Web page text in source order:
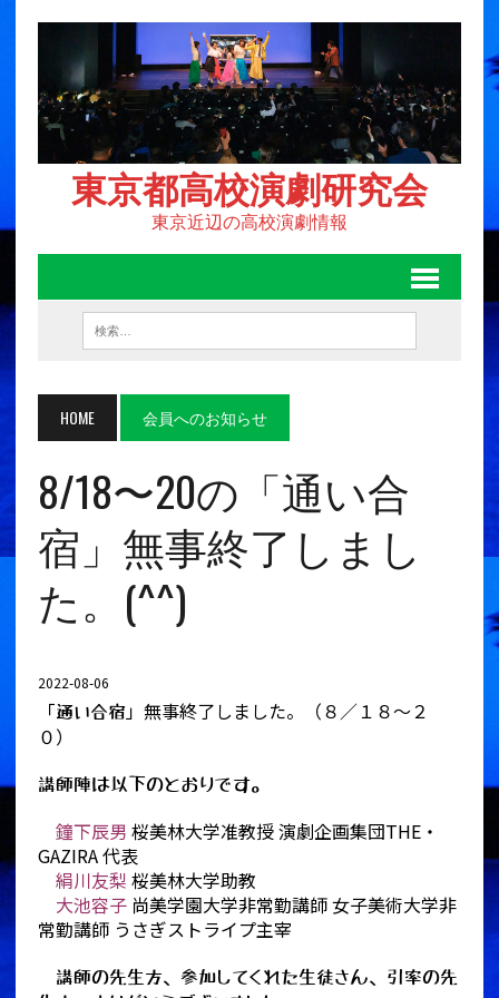
東京都高校演劇研究会
東京近辺の高校演劇情報
HOME 会員へのお知らせ
8/18〜20の「通い合
宿」無事終了しまし
た。(^^)
2022-08-06
「通い合宿」無事終了しました。（８／１８〜２
０）
講師陣は以下のとおりです。
鐘下辰男 桜美林大学准教授 演劇企画集団THE・
GAZIRA 代表
絹川友梨 桜美林大学助教
大池容子尚美学園大学非常勤講師 女子美術大学非
常勤講師 うさぎストライプ主宰
講師の先生方、参加してくれた生徒さん、引率の先